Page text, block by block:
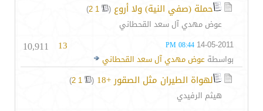
حملة (صفي النية) ولا أروع (
1
2
)
عوض مهدي آل سعد القحطاني
14-05-2011
08:44 PM
بواسطة عوض مهدي آل سعد القحطاني
13
10,911
لهواة الطيران مثل الصقور +18 (
1
2
)
هيثم الرفيدي